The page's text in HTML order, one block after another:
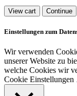
View cart Continue
Einstellungen zum
Wir verwenden
unserer Website zu
welche Cookies wir
Cookie Einstellungen